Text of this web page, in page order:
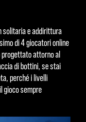
solitaria e addirittura
di 4 giocatori online
attorno al
di bottini, se stai
perché i livelli
gioco sempre